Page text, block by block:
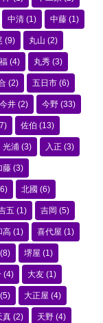
中清 (1) 中藤 (1)
(9) 丸山 (2)
(4) 丸秀 (3)
(2) 五日市 (6)
今井 (2) 今野 (33)
佐伯 (13)
光浦 (3) 入正 (3)
藤 (3)
北國 (6)
五 (1) 吉岡 (5)
高 (1) 喜代屋 (1)
(8) 堺屋 (1)
(4) 大友 (1)
(5) 大正屋 (4)
真 (2) 天野 (4)